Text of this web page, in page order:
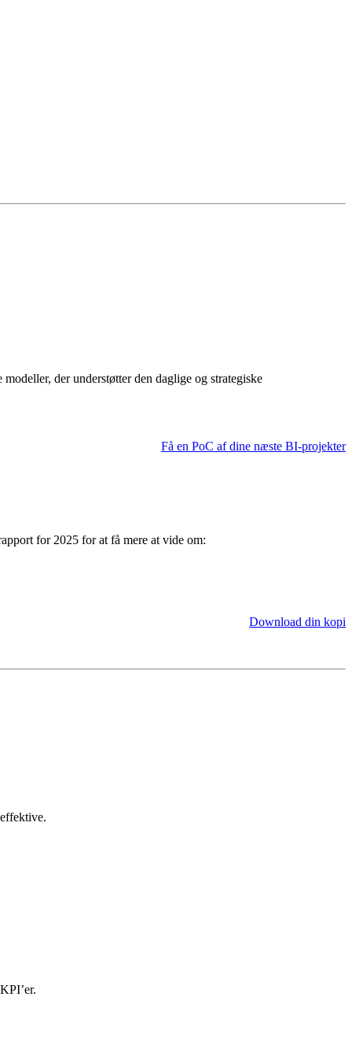
der understøtter den daglige og strategiske
Få en PoC af dine næste BI-projekter
for 2025 for at få mere at vide om:
Download din kopi